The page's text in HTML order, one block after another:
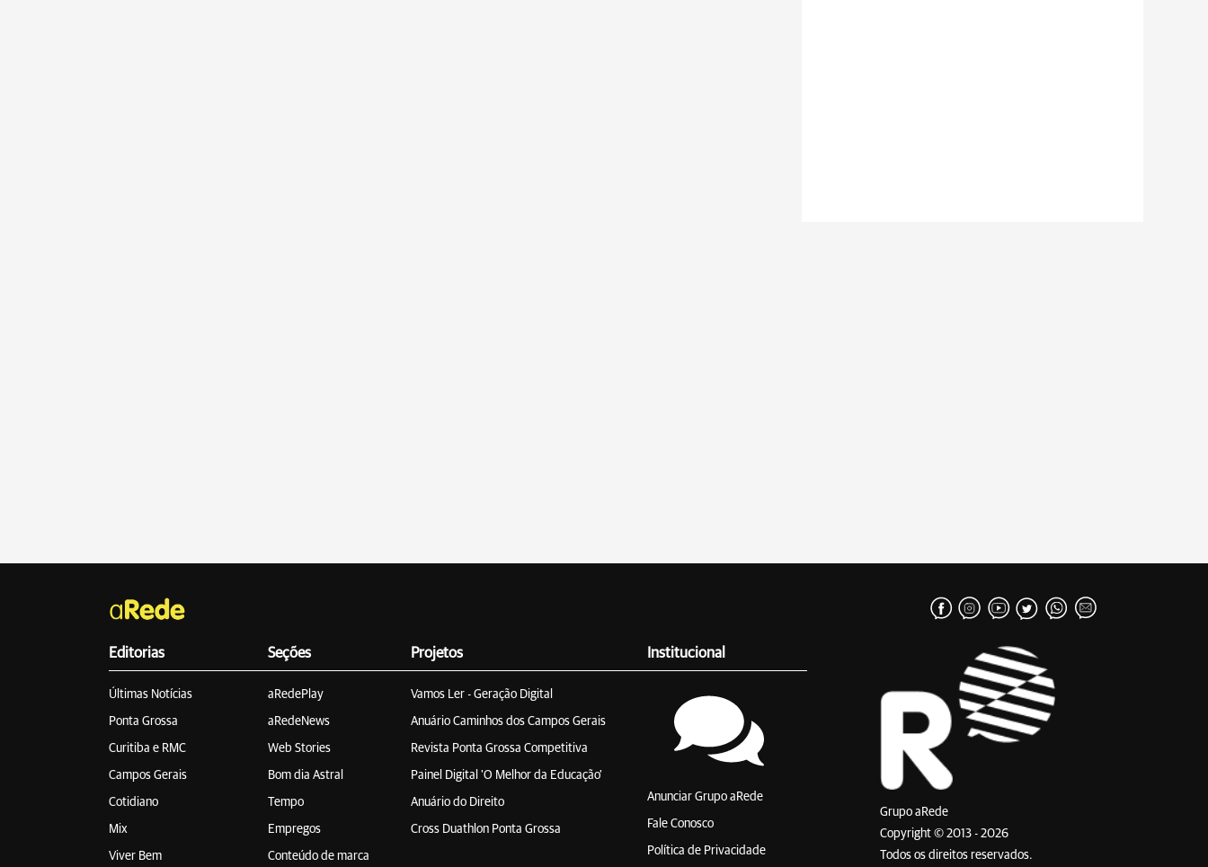
Editorias
Últimas Notícias
Ponta Grossa
Curitiba e RMC
Campos Gerais
Cotidiano
Mix
Viver Bem
Seções
aRedePlay
aRedeNews
Web Stories
Bom dia Astral
Tempo
Empregos
Conteúdo de marca
Projetos
Vamos Ler - Geração Digital
Anuário Caminhos dos Campos Gerais
Revista Ponta Grossa Competitiva
Painel Digital 'O Melhor da Educação'
Anuário do Direito
Cross Duathlon Ponta Grossa
Institucional
Anunciar Grupo aRede
Fale Conosco
Política de Privacidade
Grupo aRede
Copyright © 2013 - 2026
Todos os direitos reservados.